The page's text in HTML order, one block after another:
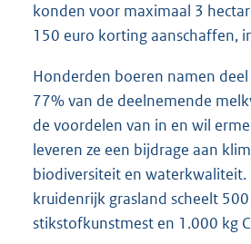
konden voor maximaal 3
150 euro korting aanschaffen,
Honderden boeren namen
77% van de deelnemende
de voordelen van in en wil
leveren ze een bijdrage aan
biodiversiteit en waterkwaliteit.
kruidenrijk grasland scheelt
stikstofkunstmest en 1.000 kg